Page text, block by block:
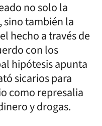
no solo la
sino también la
hecho a través de
con los
hipótesis apunta
sicarios para
como represalia
y drogas.